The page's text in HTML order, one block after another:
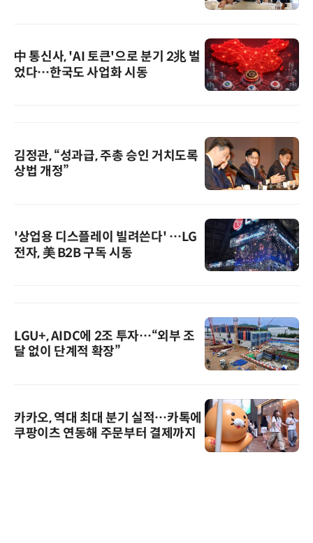
中 통신사, 'AI 토큰'으로 분기 2兆 벌
었다…한국도 사업화 시동
김정관, “성과급, 주총 승인 거치도록
상법 개정”
'상업용 디스플레이 빌려쓴다' …LG
전자, 美 B2B 구독 시동
LGU+, AIDC에 2조 투자…“외부 조
달 없이 단계적 확장”
카카오, 역대 최대 분기 실적…카톡에
쿠팡이츠 연동해 주문부터 결제까지